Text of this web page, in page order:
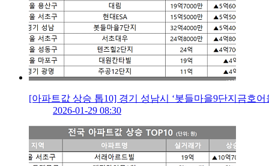
[아파트값 상승 톱10] 경기 성남시 ‘봇들마을9단지금호어
2026-01-29 08:30